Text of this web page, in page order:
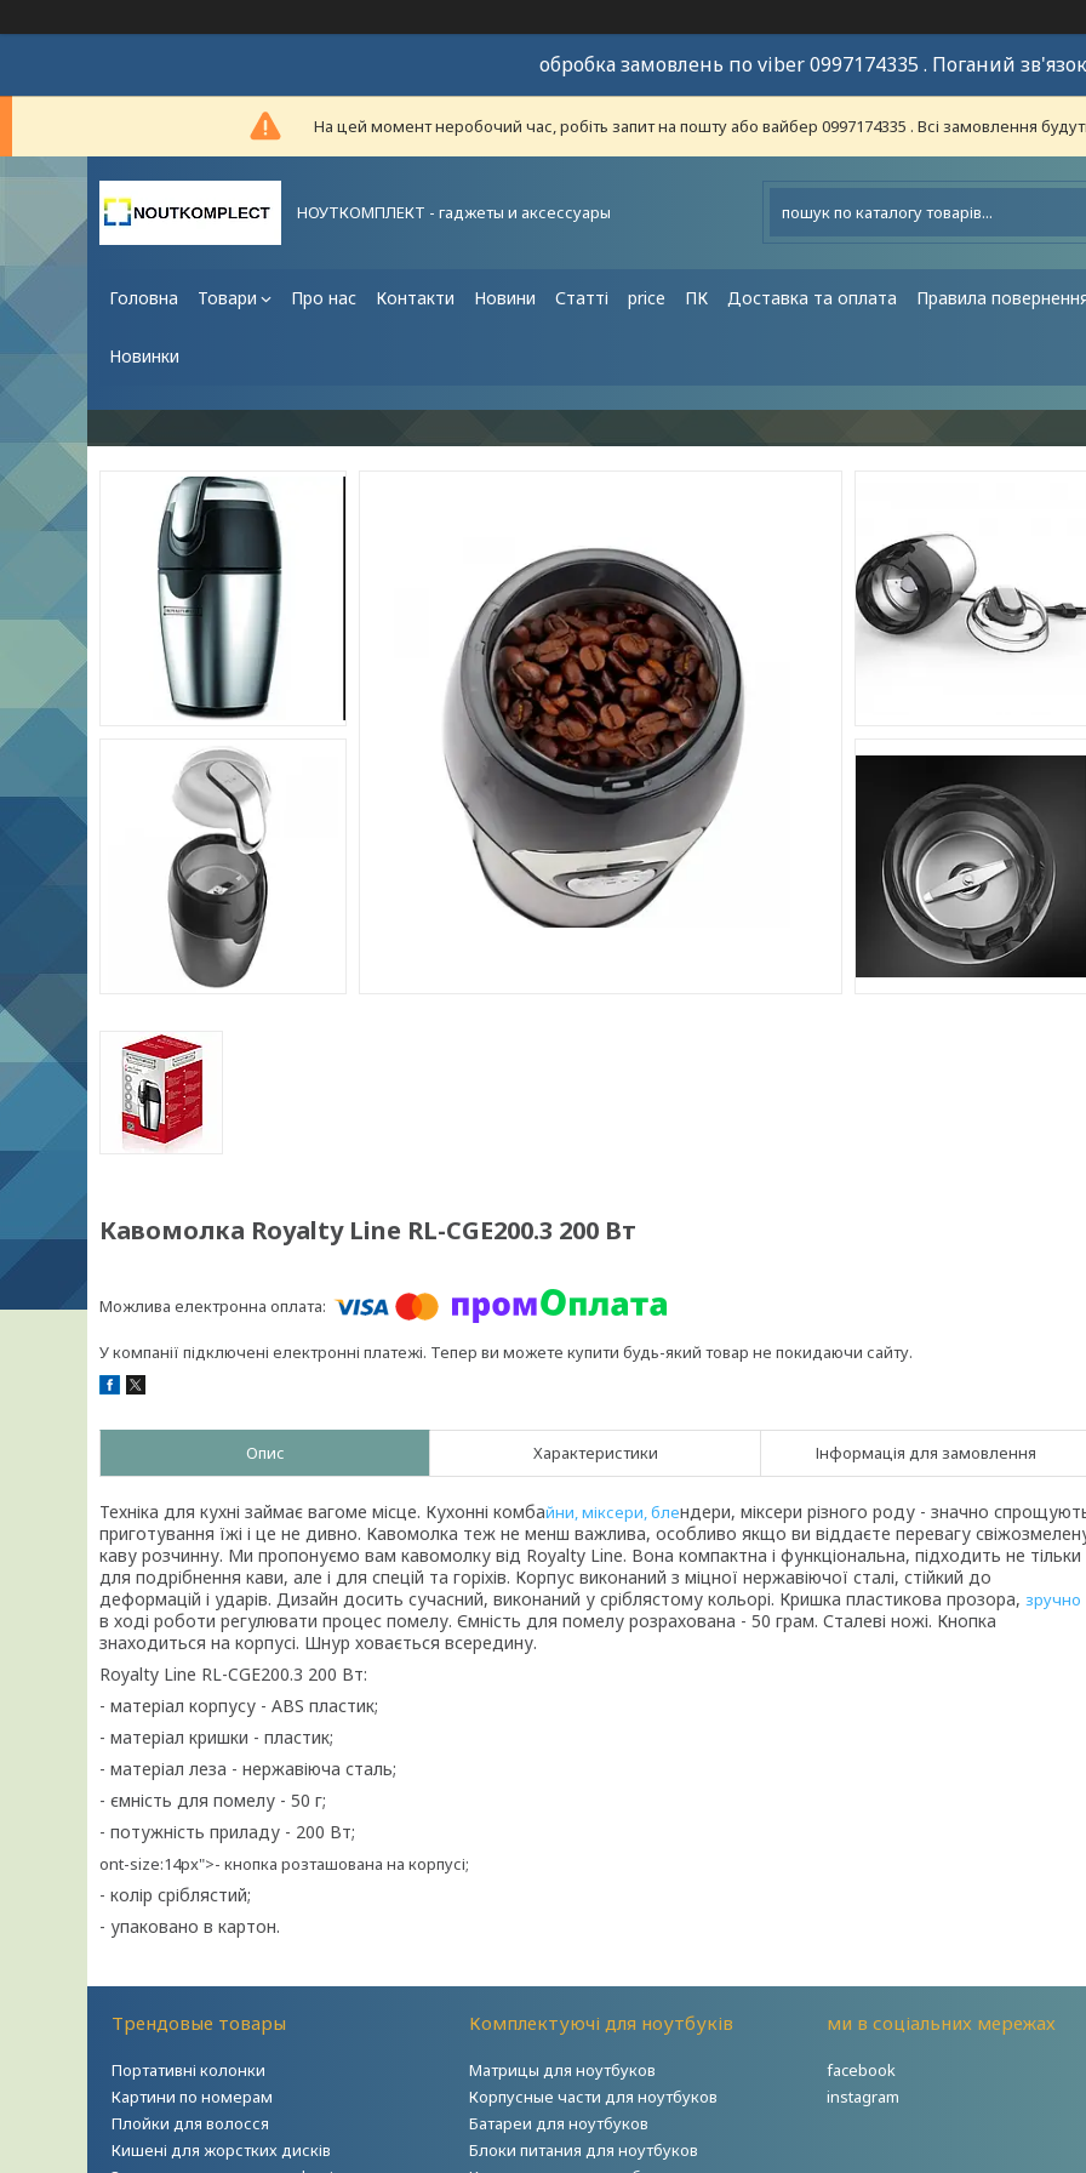
обробка замовлень по viber 0997174335 . Поганий
На цей момент неробочий час, робіть запит на пошту або вайбер 0997174335 . Всі замовлення
НОУТКОМПЛЕКТ - гаджеты и аксессуары
Головна Товари Про нас Контакти Новини Статті price ПК Доставка та оплата Правила
Новинки
Кавомолка Royalty Line RL-CGE200.3 200 Вт
У компанії підключені електронні платежі. Тепер ви можете купити будь-який товар не покидаючи сайту.
Опис Характеристики Інформація для замовлення
Техніка для кухні займає вагоме місце. Кухонні комбайни, міксери, блендери, міксери різного роду - значно
приготування їжі і це не дивно. Кавомолка теж не менш важлива, особливо якщо ви віддаєте перевагу
каву розчинну. Ми пропонуємо вам кавомолку від Royalty Line. Вона компактна і функціональна, підходить не тільки
для подрібнення кави, але і для спецій та горіхів. Корпус виконаний з міцної нержавіючої сталі, стійкий до
деформацій і ударів. Дизайн досить сучасний, виконаний у сріблястому кольорі. Кришка пластикова прозора, зручно
в ході роботи регулювати процес помелу. Ємність для помелу розрахована - 50 грам. Сталеві ножі. Кнопка
знаходиться на корпусі. Шнур ховається всередину.
Royalty Line RL-CGE200.3 200 Вт:
- матеріал корпусу - АВЅ пластик;
- матеріал кришки - пластик;
- матеріал леза - нержавіюча сталь;
- ємність для помелу - 50 г;
- потужність приладу - 200 Вт;
ont-size:14px">- кнопка розташована на корпусі;
- колір сріблястий;
- упаковано в картон.
Трендовые товары
Портативні колонки
Картини по номерам
Плойки для волосся
Кишені для жорстких дисків
Комплектуючі для ноутбуків
Матрицы для ноутбуков
Корпусные части для ноутбуков
Батареи для ноутбуков
Блоки питания для ноутбуков
ми в соціальних мережах
facebook
instagram